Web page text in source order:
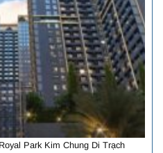
Park Kim Chung Di Trạch